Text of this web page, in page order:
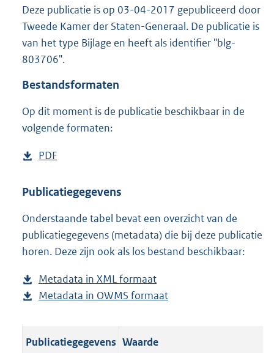
e
:
9
Deze publicatie is op 03-04-2017 gepubliceerd door
Tweede Kamer der Staten-Generaal. De publicatie is
van het type Bijlage en heeft als identifier "blg-
803706".
Bestandsformaten
Op dit moment is de publicatie beschikbaar in de
volgende formaten:
D
w
l
o
a
p
u
l
PDF
s
a
n
d
g
r
o
Publicatiegegevens
Onderstaande tabel bevat een overzicht van de
publicatiegegevens (metadata) die bij deze publicatie
horen. Deze zijn ook als los bestand beschikbaar:
Metadata in XML formaat
e
a
Metadata in OWMS formaat
Publicatiegegevens Waarde